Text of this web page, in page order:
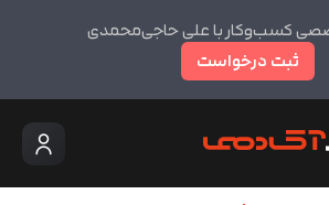
کسب‌وکار با علی حاجی‌محمدی
ثبت درخواست